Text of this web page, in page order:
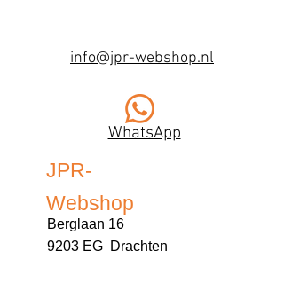
info@jpr-webshop.nl
WhatsApp
JPR-
Webshop
Berglaan 16
9203 EG Drachten